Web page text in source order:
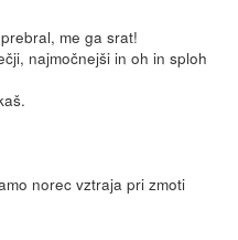
me ga srat!
najmočnejši in oh in sploh
norec vztraja pri zmoti